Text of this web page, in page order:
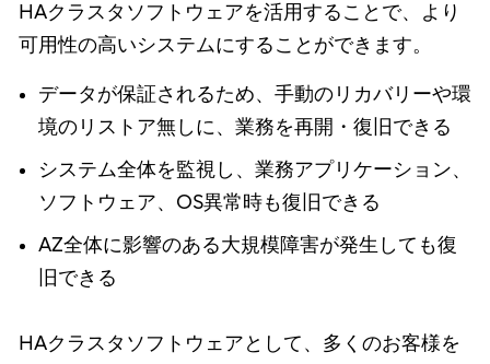
HAクラスタソフトウェアを活用することで、より
可用性の高いシステムにすることができます。
データが保証されるため、手動のリカバリーや環
境のリストア無しに、業務を再開・復旧できる
システム全体を監視し、業務アプリケーション、
ソフトウェア、OS異常時も復旧できる
AZ全体に影響のある大規模障害が発生しても復
旧できる
HAクラスタソフトウェアとして、多くのお客様を